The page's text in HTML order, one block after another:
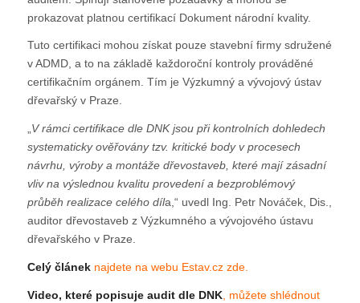
prokazovat platnou certifikací Dokument národní kvality.
Tuto certifikaci mohou získat pouze stavební firmy sdružené
v ADMD, a to na základě každoroční kontroly prováděné
certifikačním orgánem. Tím je Výzkumný a vývojový ústav
dřevařský v Praze.
„V rámci certifikace dle DNK jsou při kontrolních dohledech
systematicky ověřovány tzv. kritické body v procesech
návrhu, výroby a montáže dřevostaveb, které mají zásadní
vliv na výslednou kvalitu provedení a bezproblémový
průběh realizace celého díla,“ uvedl Ing. Petr Nováček, Dis.,
auditor dřevostaveb z Výzkumného a vývojového ústavu
dřevařského v Praze.
Celý článeknajdete na webu Estav.cz zde.
Video, které popisuje audit dle DNK, můžete shlédnout